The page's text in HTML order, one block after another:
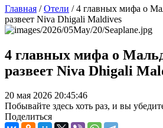
Главная /Отели /4 главных мифа о
развеет Niva Dhigali Maldives
4 главных мифа о
развеет Niva Dhigali
20 мая 2026 20:45:46
Побывайте здесь хоть раз, и вы
Поделиться